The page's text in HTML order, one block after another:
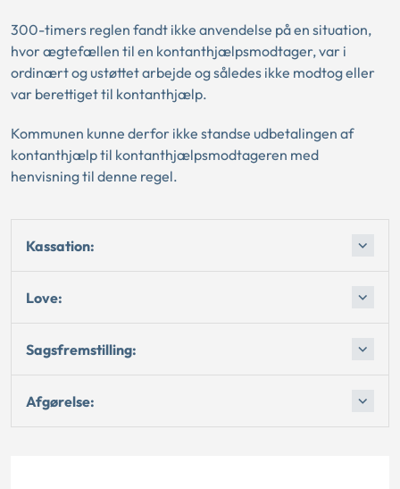
300-timers reglen fandt ikke anvendelse på en situation,
hvor ægtefællen til en kontanthjælpsmodtager, var i
ordinært og ustøttet arbejde og således ikke modtog eller
var berettiget til kontanthjælp.
Kommunen kunne derfor ikke standse udbetalingen af
kontanthjælp til kontanthjælpsmodtageren med
henvisning til denne regel.
Kassation:
Love:
Sagsfremstilling:
Afgørelse: